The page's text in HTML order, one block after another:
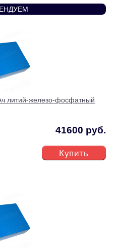
литий-железо-фосфатный
41600 руб.
Купить